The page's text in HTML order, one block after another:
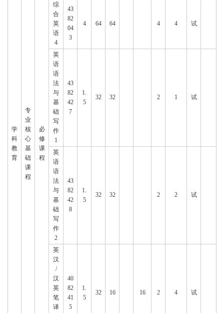
学
科
教
育
专
业
核
心
基
础
课
程
必
修
课
程
综
合
英
语
4
43
82
04
3
4 64 64 4 4 试
英
语
语
法
与
基
础
写
作
1
43
82
42
7
1.
5
32 32 2 1 试
英
语
语
法
与
基
础
写
作
2
43
82
42
8
1.
5
32 32 2 2 试
英
汉
/
汉
英
笔
译
40
82
41
5
1.
5
32 16 16 2 4 试